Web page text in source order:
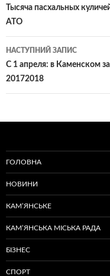
по
Тысяча пасхальных
АТО
НАСТУПНИЙ ЗАПИС
С 1 апреля: в Каменском
20172018
ГОЛОВНА
НОВИНИ
КАМ’ЯНСЬКЕ
КАМ’ЯНСЬКА МІСЬКА РАДА
БІЗНЕС
СПОРТ